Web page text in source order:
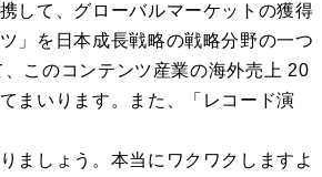
して、グローバルマーケットの獲得
」を日本成長戦略の戦略分野の一つ
このコンテンツ産業の海外売上 20
まいります。また、「レコード演
ましょう。本当にワクワクしますよ